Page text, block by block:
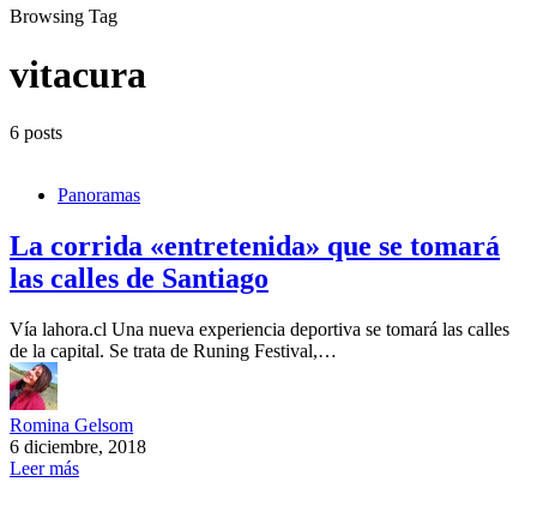
Browsing Tag
vitacura
6 posts
Panoramas
La corrida «entretenida» que se tomará
las calles de Santiago
Vía lahora.cl Una nueva experiencia deportiva se tomará las calles
de la capital. Se trata de Runing Festival,…
Romina Gelsom
6 diciembre, 2018
Leer más